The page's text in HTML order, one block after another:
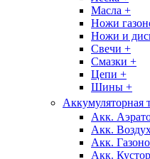
Масла +
Ножи
Ножи и
Свечи +
Смазки +
Цепи +
Шины +
Аккумуляторная
Акк.
Акк.
Акк.
Акк.